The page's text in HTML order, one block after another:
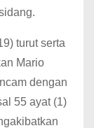
turut serta
Mario
dengan
55 ayat (1)